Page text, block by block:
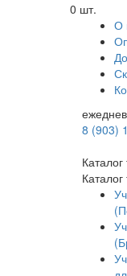
0 шт.
О
8 (903)